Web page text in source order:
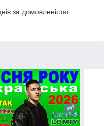
за домовленістю